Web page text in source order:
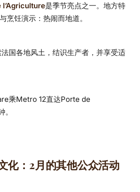
l’Agriculture是季节亮点之一。地方特
烹饪演示：热闹而地道。
国各地风土，结识生产者，并享受适
乘Metro 12直达Porte de
化：2月的其他公众活动